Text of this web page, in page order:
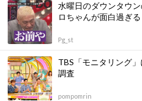
水曜日のダウンタウ
ロちゃんが面白過ぎる
Pg_st
TBS「モニタリング
調査
pompomrin